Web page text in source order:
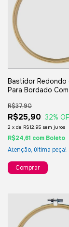
Bastidor Redondo
Para Bordado
R$25,90
R$37,90
32%
2 x de R$12,95 sem juros
R$24,61 com Boleto
Atenção, última peça!